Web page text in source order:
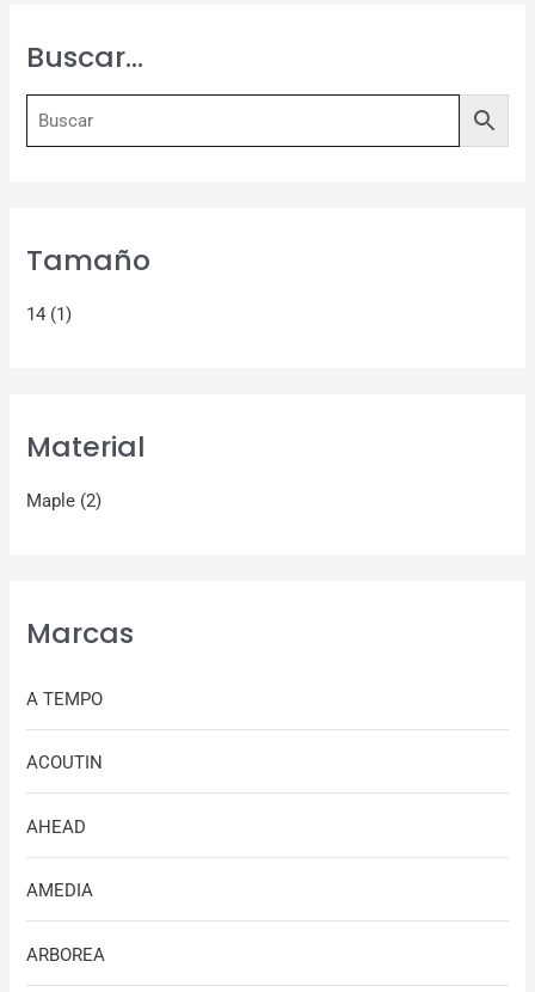
Buscar…
Tamaño
14 (1)
Material
Maple (2)
Marcas
A TEMPO
ACOUTIN
AHEAD
AMEDIA
ARBOREA